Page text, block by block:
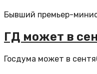
Бывший премьер-
ГД может в
Госдума может в